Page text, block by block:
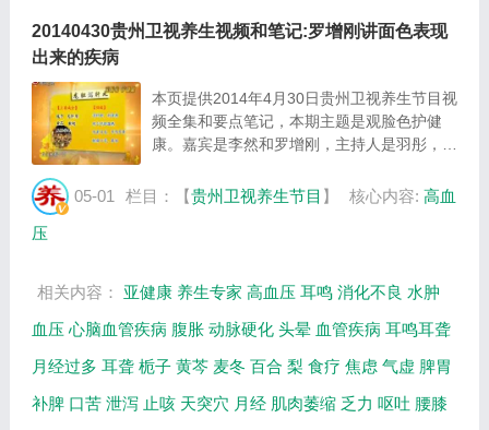
20140430贵州卫视养生视频和笔记:罗增刚讲面色表现
出来的疾病
本页提供2014年4月30日贵州卫视养生节目视
频全集和要点笔记，本期主题是观脸色护健
康。嘉宾是李然和罗增刚，主持人是羽彤，本
疾病，同时讲解了对应药品的正确使用方法等
05-01 栏目：【贵州卫视养生节目 】 核心内容: 高血
压
相关内容： 亚健康 养生专家 高血压 耳鸣 消化不良 水肿
血压 心脑血管疾病 腹胀 动脉硬化 头晕 血管疾病 耳鸣耳聋
月经过多 耳聋 栀子 黄芩 麦冬 百合 梨 食疗 焦虑 气虚 脾胃
补脾 口苦 泄泻 止咳 天突穴 月经 肌肉萎缩 乏力 呕吐 腰膝